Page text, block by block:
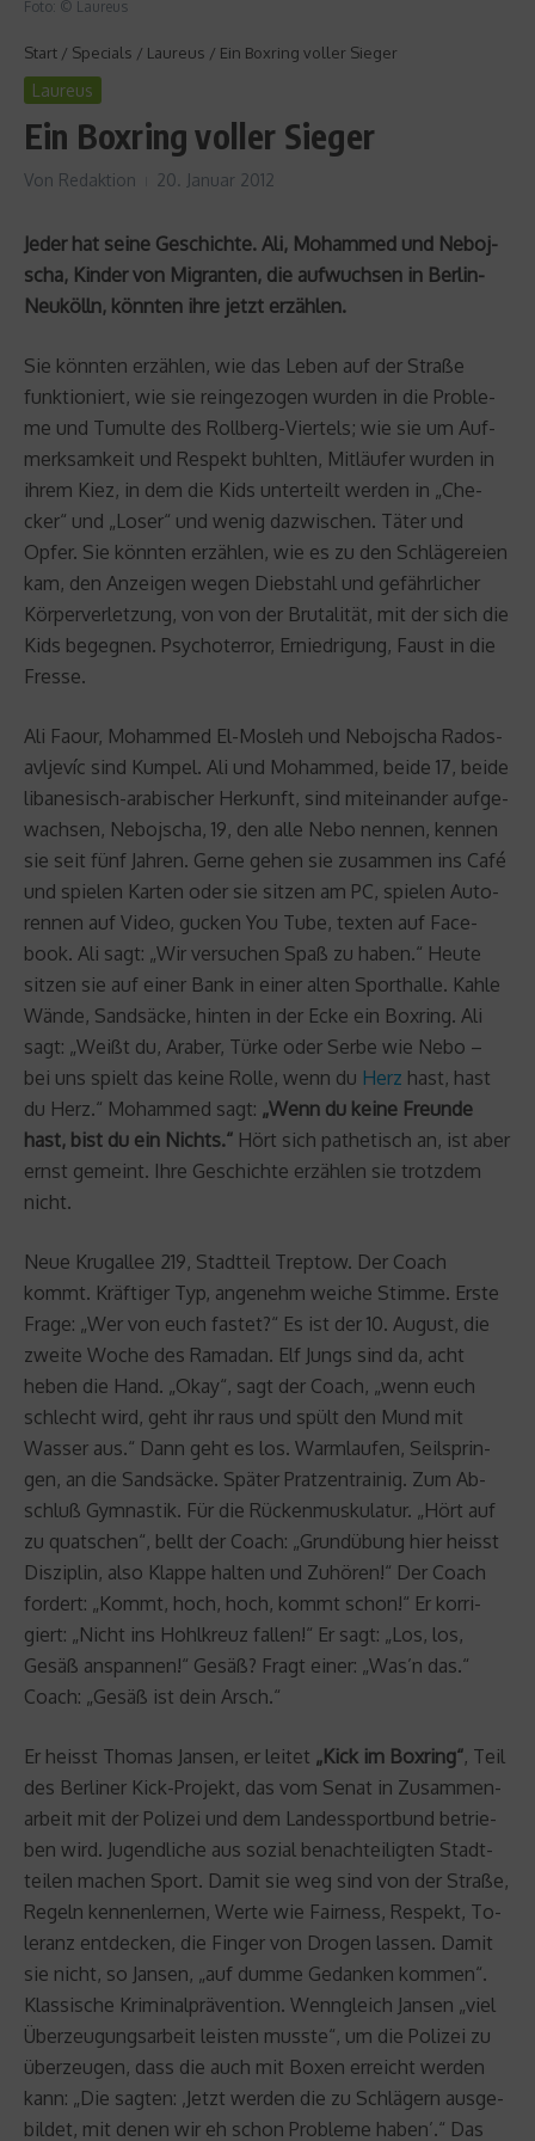
Foto: © Laureus
Start / Specials / Laureus / Ein Boxring voller Sieger
Laureus
Ein Boxring voller Sieger
Von Redaktion 20. Januar 2012
Jeder hat seine Ge­schich­te. Ali, Mo­ham­med und Ne­bo­j­
scha, Kin­der von Mi­gran­ten, die auf­wuch­sen in Ber­lin-
Neu­kölln, könn­ten ihre jetzt er­zäh­len.
Sie könn­ten er­zäh­len, wie das Leben auf der Stra­ße
funk­tio­niert, wie sie rein­ge­zo­gen wur­den in die Pro­ble­
me und Tu­mul­te des Roll­berg-Vier­tels; wie sie um Auf­
merk­sam­keit und Re­spekt buhl­ten, Mit­läu­fer wur­den in
ihrem Kiez, in dem die Kids un­ter­teilt wer­den in „Che­
cker“ und „Loser“ und wenig da­zwi­schen. Täter und
Opfer. Sie könn­ten er­zäh­len, wie es zu den Schlä­ge­rei­en
kam, den An­zei­gen wegen Dieb­stahl und ge­fähr­li­cher
Kör­per­ver­let­zung, von von der Bru­ta­li­tät, mit der sich die
Kids be­geg­nen. Psy­cho­ter­ror, Er­nied­ri­gung, Faust in die
Fres­se.
Ali Faour, Mo­ham­med El-Mos­leh und Ne­bo­j­scha Ra­do­s­
avljevíc sind Kum­pel. Ali und Mo­ham­med, beide 17, beide
li­ba­ne­sisch-ara­bi­scher Her­kunft, sind mit­ein­an­der auf­ge­
wach­sen, Ne­bo­j­scha, 19, den alle Nebo nen­nen, ken­nen
sie seit fünf Jah­ren. Gerne gehen sie zu­sam­men ins Café
und spie­len Kar­ten oder sie sit­zen am PC, spie­len Au­to­
ren­nen auf Video, gu­cken You Tube, tex­ten auf Face­
book. Ali sagt: „Wir ver­su­chen Spaß zu haben.“ Heute
sit­zen sie auf einer Bank in einer alten Sport­hal­le. Kahle
Wände, Sand­sä­cke, hin­ten in der Ecke ein Box­ring. Ali
sagt: „Weißt du, Ara­ber, Türke oder Serbe wie Nebo –
bei uns spielt das keine Rolle, wenn du Herz hast, hast
du Herz.“ Mo­ham­med sagt: „Wenn du keine Freunde
hast, bist du ein Nichts.“ Hört sich pa­the­tisch an, ist aber
ernst ge­meint. Ihre Ge­schich­te er­zäh­len sie trotz­dem
nicht.
Neue Kru­gal­lee 219, Stadt­teil Trep­tow. Der Coach
kommt. Kräf­ti­ger Typ, an­ge­nehm wei­che Stim­me. Erste
Frage: „Wer von euch fas­tet?“ Es ist der 10. Au­gust, die
zwei­te Woche des Ra­ma­dan. Elf Jungs sind da, acht
heben die Hand. „Okay“, sagt der Coach, „wenn euch
schlecht wird, geht ihr raus und spült den Mund mit
Was­ser aus.“ Dann geht es los. Warm­lau­fen, Seil­sprin­
gen, an die Sand­sä­cke. Spä­ter Prat­zen­trai­nig. Zum Ab­
schluß Gym­nas­tik. Für die Rü­cken­mus­ku­la­tur. „Hört auf
zu quat­schen“, bellt der Coach: „Grund­übung hier heisst
Dis­zi­plin, also Klap­pe hal­ten und Zu­hö­ren!“ Der Coach
for­dert: „Kommt, hoch, hoch, kommt schon!“ Er kor­ri­
giert: „Nicht ins Hohl­kreuz fal­len!“ Er sagt: „Los, los,
Gesäß an­span­nen!“ Gesäß? Fragt einer: „Was’n das.“
Coach: „Gesäß ist dein Arsch.“
Er heisst Tho­mas Jan­sen, er lei­tet „Kick im Box­ring“, Teil
des Ber­li­ner Kick-Pro­jekt, das vom Senat in Zu­sam­men­
ar­beit mit der Po­li­zei und dem Lan­des­sport­bund be­trie­
ben wird. Ju­gend­li­che aus so­zi­al be­nach­tei­lig­ten Stadt­
tei­len ma­chen Sport. Damit sie weg sind von der Stra­ße,
Re­geln ken­nen­ler­nen, Werte wie Fair­ness, Re­spekt, To­
le­ranz ent­de­cken, die Fin­ger von Dro­gen las­sen. Damit
sie nicht, so Jan­sen, „auf dumme Ge­dan­ken kom­men“.
Klas­si­sche Kri­mi­nal­prä­ven­ti­on. Wenn­gleich Jan­sen „viel
Über­zeu­gungs­ar­beit leis­ten muss­te“, um die Po­li­zei zu
über­zeu­gen, dass die auch mit Boxen er­reicht wer­den
kann: „Die sag­ten: ‚Jetzt wer­den die zu Schlä­gern aus­ge­
bil­det, mit denen wir eh schon Pro­ble­me haben’.“ Das